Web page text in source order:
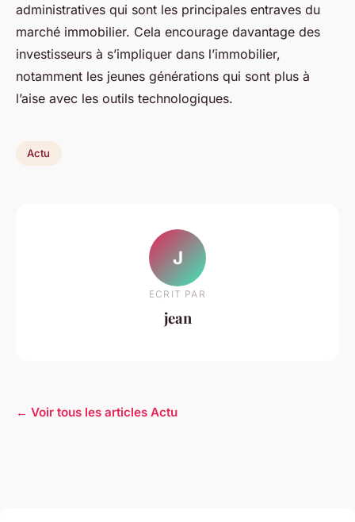
administratives qui sont les principales entraves du
marché immobilier. Cela encourage davantage des
investisseurs à s’impliquer dans l’immobilier,
notamment les jeunes générations qui sont plus à
l’aise avec les outils technologiques.
Actu
J
ECRIT PAR
jean
← Voir tous les articles Actu